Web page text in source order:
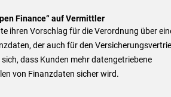
Finance“ auf Vermittler
ihren Vorschlag für die Verordnung über
der auch für den
dass Kunden mehr datengetriebene
von Finanzdaten sicher wird.